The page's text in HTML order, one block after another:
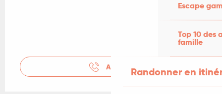
Escape
Top 10 des
famille
Randonner en
APPELER